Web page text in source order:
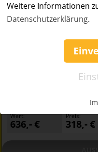
Weitere Informationen
Datenschutzerklärung.
Bernsteinland Wendorf
4 Übernachtungen im
Wert:
636,- €
Preis:
318,- €